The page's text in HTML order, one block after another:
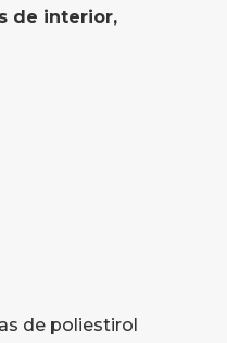
de interior,
de poliestirol